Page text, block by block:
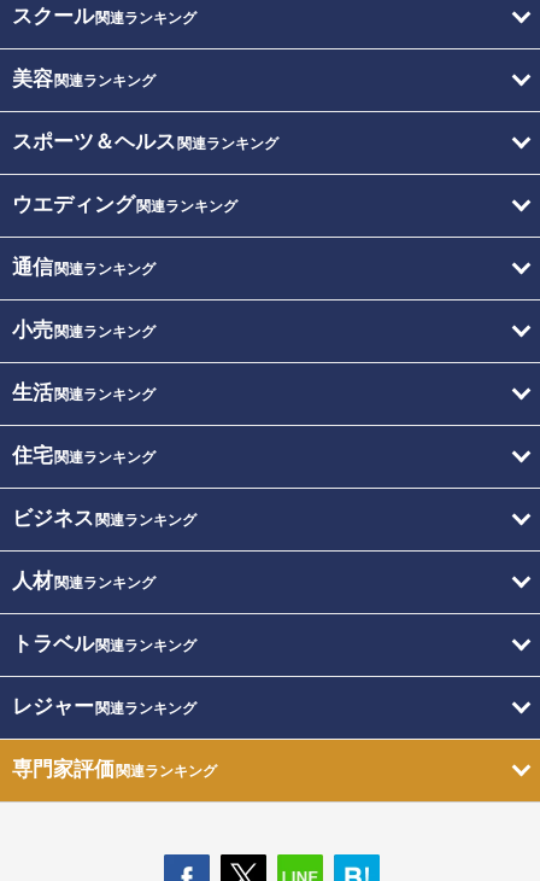
スクール関連ランキング
美容関連ランキング
スポーツ＆ヘルス 関連ランキング
ウエディング関連ランキング
通信関連ランキング
小売関連ランキング
生活関連ランキング
住宅関連ランキング
ビジネス 関連ランキング
人材関連ランキング
トラベル関連ランキング
レジャー関連ランキング
専門家評価関連ランキング